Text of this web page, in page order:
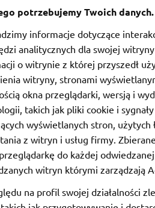
potrzebujemy Twoich danych.
informacje dotyczące
analitycznych dla swojej
o witrynie z której przyszedł
witryny, stronami
okna przeglądarki, wersją i
takich jak pliki cookie i
wyświetlanych stron, użytych
z witryn i usług firmy.
do każdej
witryn którymi zarządzają
na profil swojej działalności